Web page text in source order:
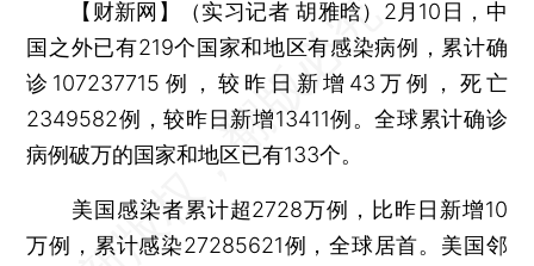
【财新网】（实习记者 胡雅晗） 2月10日，中
国之外已有219个国家和地区有感染病例，累计确
诊107237715例，较昨日新增43万例，死亡
2349582例，较昨日新增13411例。全球累计确诊
病例破万的国家和地区已有133个。
美国感染者累计超2728万例，比昨日新增10
万例，累计感染27285621例，全球居首。美国邻